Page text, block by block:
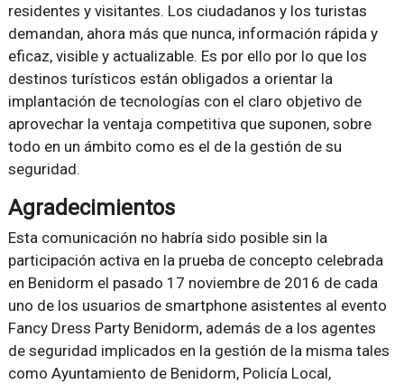
residentes y visitantes. Los ciudadanos y los turistas
demandan, ahora más que nunca, información rápida y
eficaz, visible y actualizable. Es por ello por lo que los
destinos turísticos están obligados a orientar la
implantación de tecnologías con el claro objetivo de
aprovechar la ventaja competitiva que suponen, sobre
todo en un ámbito como es el de la gestión de su
seguridad.
Agradecimientos
Esta comunicación no habría sido posible sin la
participación activa en la prueba de concepto celebrada
en Benidorm el pasado 17 noviembre de 2016 de cada
uno de los usuarios de smartphone asistentes al evento
Fancy Dress Party Benidorm, además de a los agentes
de seguridad implicados en la gestión de la misma tales
como Ayuntamiento de Benidorm, Policía Local,